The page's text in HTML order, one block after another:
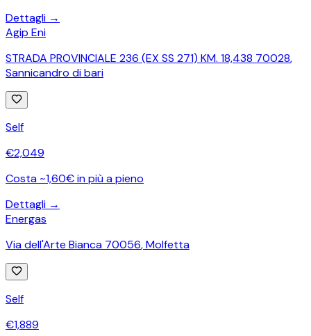
Dettagli →
Agip Eni
STRADA PROVINCIALE 236 (EX SS 271) KM. 18,438 70028,
Sannicandro di bari
Self
€2,049
Costa ~1,60€ in più a pieno
Dettagli →
Energas
Via dell'Arte Bianca 70056,Molfetta
Self
€1,889